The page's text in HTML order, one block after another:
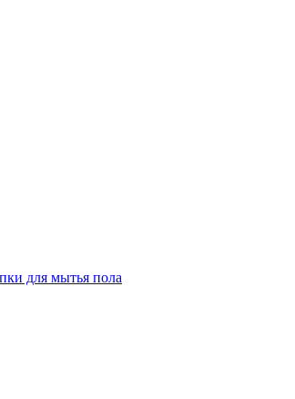
для мытья пола